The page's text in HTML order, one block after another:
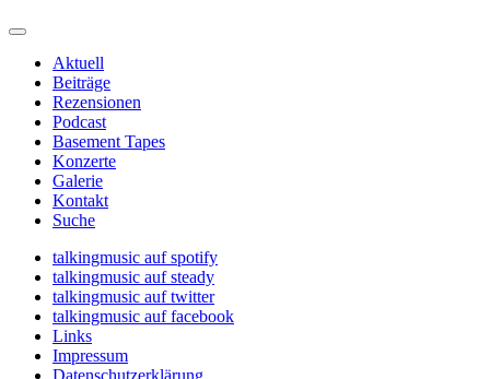
Aktuell
Beiträge
Rezensionen
Podcast
Basement Tapes
Konzerte
Galerie
Kontakt
Suche
talkingmusic auf spotify
talkingmusic auf steady
talkingmusic auf twitter
talkingmusic auf facebook
Links
Impressum
Datenschutzerklärung